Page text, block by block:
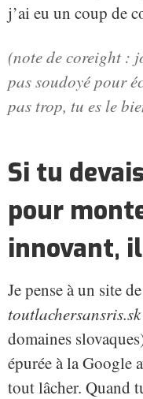
j’ai eu un coup de
(note de coreight :
pas soudoyé pour
pas trop, tu es le
Si tu
pour
innovant,
Je pense à un site
toutlachersansris.sk
domaines
épurée à la Google
tout lâcher. Quand